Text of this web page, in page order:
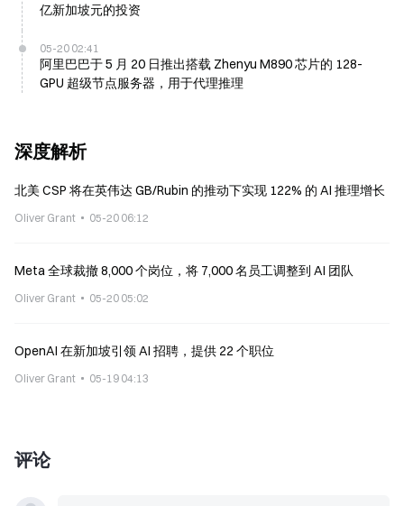
亿新加坡元的投资
05-20 02:41
阿里巴巴于 5 月 20 日推出搭载 Zhenyu M890 芯片的 128-
GPU 超级节点服务器，用于代理推理
深度解析
北美 CSP 将在英伟达 GB/Rubin 的推动下实现 122% 的 AI 推理增长
Oliver Grant 05-20 06:12
Meta 全球裁撤 8,000 个岗位，将 7,000 名员工调整到 AI 团队
Oliver Grant 05-20 05:02
OpenAI 在新加坡引领 AI 招聘，提供 22 个职位
Oliver Grant 05-19 04:13
评论